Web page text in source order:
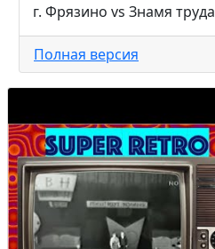
г. Фрязино vs Знамя труда
Полная версия